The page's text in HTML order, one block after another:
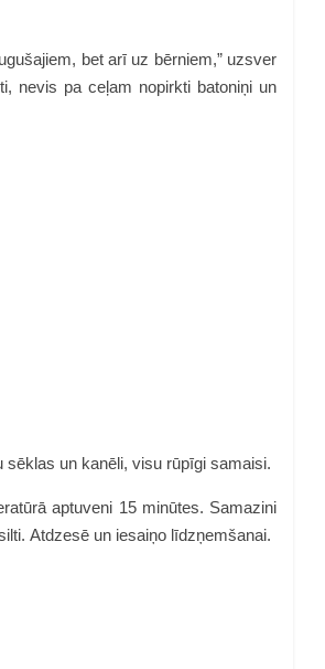
bet arī uz bērniem,” uzsver
nevis pa ceļam nopirkti batoniņi un
un kanēli, visu rūpīgi samaisi.
aptuveni 15 minūtes. Samazini
Atdzesē un iesaiņo līdzņemšanai.